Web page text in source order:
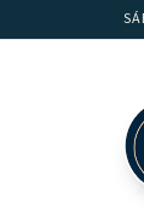
Saltar al